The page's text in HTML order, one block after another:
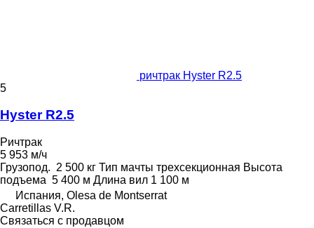
ричтрак Hyster R2.5
5
Hyster R2.5
Ричтрак
5 953 м/ч
Грузопод. 2 500 кг Тип мачты трехсекционная Высота
подъема 5 400 м Длина вил 1 100 м
Испания, Olesa de Montserrat
Carretillas V.R.
Связаться с продавцом